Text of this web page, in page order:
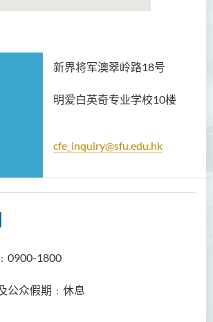
新界将军澳翠岭路18号
明爱白英奇专业学校10楼
cfe_inquiry@sfu.edu.hk
1800
公众假期﹕休息
关于卓越发展研究中心
交流计划